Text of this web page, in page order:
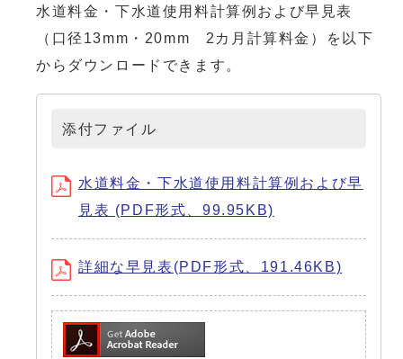
水道料金・下水道使用料計算例および早見表
（口径13mm・20mm 2カ月計算料金）を以下
からダウンロードできます。
添付ファイル
水道料金・下水道使用料計算例および早
見表 (PDF形式、99.95KB)
詳細な早見表(PDF形式、191.46KB)